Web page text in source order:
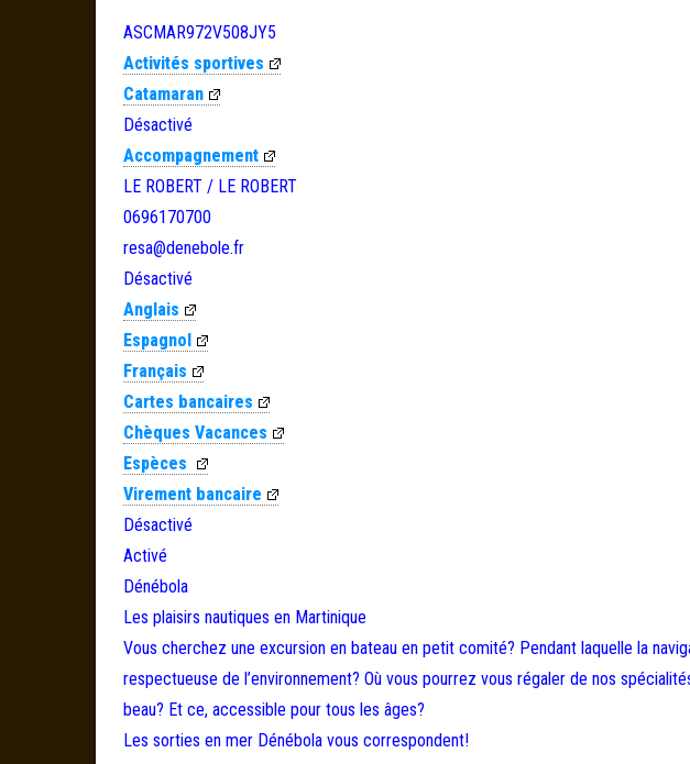
ASCMAR972V508JY5
Activités sportives
Catamaran
Désactivé
Accompagnement
LE ROBERT / LE ROBERT
0696170700
resa@denebole.fr
Désactivé
Anglais
Espagnol
Français
Cartes bancaires
Chèques Vacances
Espèces
Virement bancaire
Désactivé
Activé
Dénébola
Les plaisirs nautiques en Martinique
Vous cherchez une excursion en bateau en petit comité? Pendant laquelle la
respectueuse de l’environnement? Où vous pourrez vous régaler de nos
beau? Et ce, accessible pour tous les âges?
Les sorties en mer Dénébola vous correspondent!